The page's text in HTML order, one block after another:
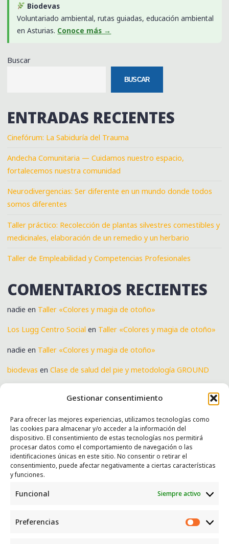
Gestionar consentimiento
Para ofrecer las mejores experiencias, utilizamos tecnologías como
las cookies para almacenar y/o acceder a la información del
dispositivo. El consentimiento de estas tecnologías nos permitirá
procesar datos como el comportamiento de navegación o las
identificaciones únicas en este sitio. No consentir o retirar el
consentimiento, puede afectar negativamente a ciertas características
y funciones.
Funcional Siempre activo
Preferencias
Biodevas
Voluntariado ambiental, rutas guiadas, educación ambiental
en Asturias. Conoce más →
Buscar
BUSCAR
ENTRADAS RECIENTES
Cinefórum: La Sabiduría del Trauma
Andecha Comunitaria — Cuidamos nuestro espacio,
fortalecemos nuestra comunidad
Neurodivergencias: Ser diferente en un mundo donde todos
somos diferentes
Taller práctico: Recolección de plantas silvestres comestibles y
medicinales, elaboración de un remedio y un herbario
Taller de Empleabilidad y Competencias Profesionales
COMENTARIOS RECIENTES
nadie en Taller «Colores y magia de otoño»
Los Lugg Centro Social en Taller «Colores y magia de otoño»
nadie en Taller «Colores y magia de otoño»
biodevas enClase de salud del pie y metodología GROUND
SERVICIOS
Recogida e intercambio de ropa y enseres.
INFORMACIÓN
Política de privacidad
CONTACTO